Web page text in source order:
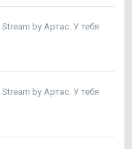
Stream by Артас. У тебя
Stream by Артас. У тебя